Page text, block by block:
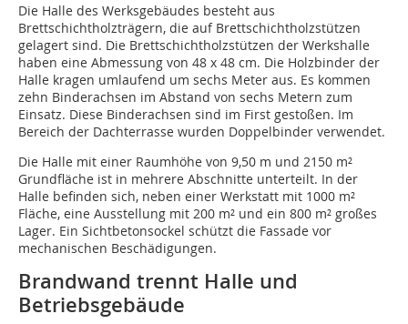
Die Halle des Werksgebäudes besteht aus
Brettschichtholzträgern, die auf Brettschichtholzstützen
gelagert sind. Die Brettschichtholzstützen der Werkshalle
haben eine Abmessung von 48 x 48 cm. Die Holzbinder der
Halle kragen umlaufend um sechs Meter aus. Es kommen
zehn Binderachsen im Abstand von sechs Metern zum
Einsatz. Diese Binderachsen sind im First gestoßen. Im
Bereich der Dachterrasse wurden Doppelbinder verwendet.
Die Halle mit einer Raumhöhe von 9,50 m und 2150 m²
Grundfläche ist in mehrere Abschnitte unterteilt. In der
Halle befinden sich, neben einer Werkstatt mit 1000 m²
Fläche, eine Ausstellung mit 200 m² und ein 800 m² großes
Lager. Ein Sichtbetonsockel schützt die Fassade vor
mechanischen Beschädigungen.
Brandwand trennt Halle und
Betriebsgebäude